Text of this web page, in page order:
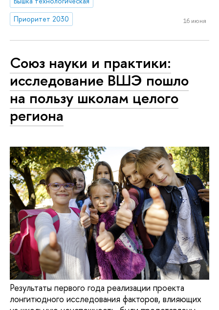
Приоритет 2030
16 июня
Союз науки и практики:
исследование ВШЭ пошло
на пользу школам целого
региона
Результаты первого года реализации проекта
лонгитюдного исследования факторов, влияющих